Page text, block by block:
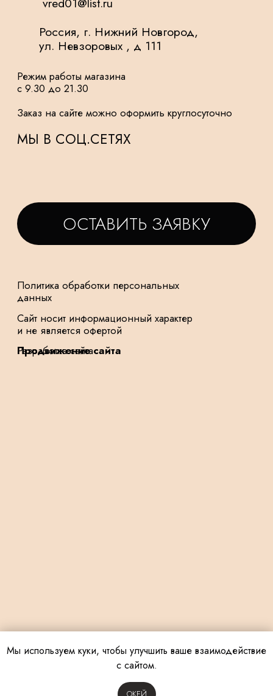
Мы используем куки, чтобы улучшить ваше взаимодействие
с сайтом.